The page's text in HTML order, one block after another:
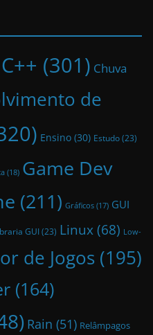
C++ (301) Chuva
de
Ensino (30) Estudo(23)
(18) Game Dev
(211) Gráficos (17) GUI
GUI(23) Linux(68) Low-
de Jogos (195)
(164)
Rain (51) Relâmpagos